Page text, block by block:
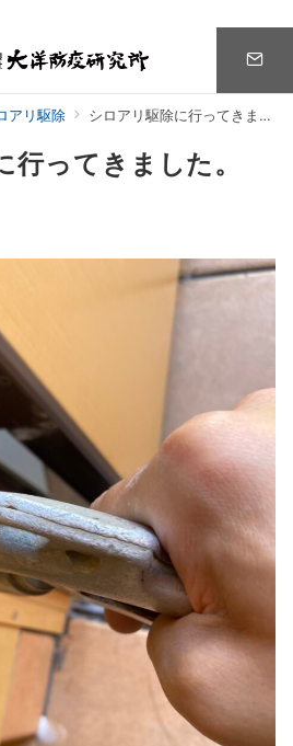
アリ駆除 シロアリ駆除に行ってきました。
行ってきました。